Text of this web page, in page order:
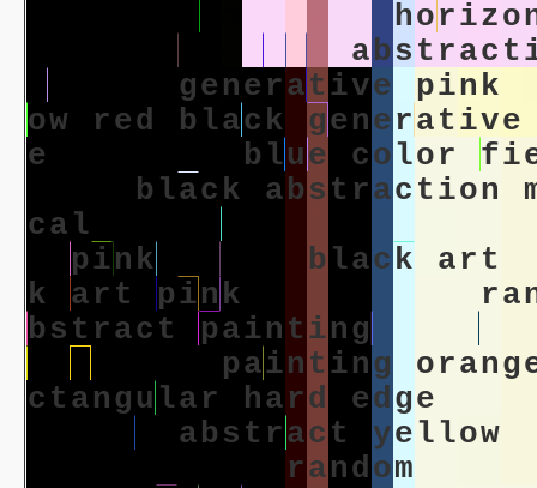
horizo
abs t rac t
ge ne rat ive pin k
ow red b lac k ge ne rative
e
b lue color fi
b lac k ab s t rac tion
ca l
pin k b lac k ar t
k
a r t pin k ra
b s t rac t pain t in g
pain t ing orang
c t an g u la r ha rd edge
ab s t rac t yellow
random